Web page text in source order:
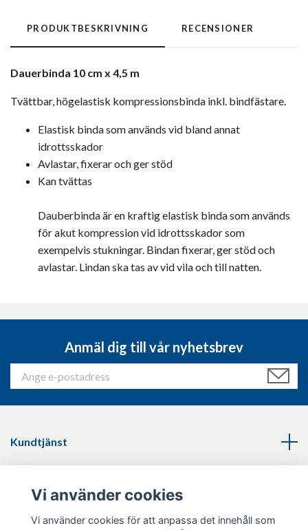
PRODUKTBESKRIVNING RECENSIONER
Dauerbinda 10 cm x 4,5 m
Tvättbar, högelastisk kompressionsbinda inkl. bindfästare.
Elastisk binda som används vid bland annat
idrottsskador
Avlastar, fixerar och ger stöd
Kan tvättas
Dauberbinda är en kraftig elastisk binda som används
för akut kompression vid idrottsskador som
exempelvis stukningar. Bindan fixerar, ger stöd och
avlastar. Lindan ska tas av vid vila och till natten.
Anmäl dig till vår nyhetsbrev
Kundtjänst
Sociala medier
Vi använder cookies
Vi använder cookies för att anpassa det innehåll som